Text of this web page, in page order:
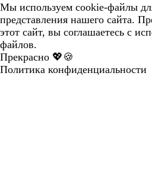
Мы используем cookie-файлы
представления нашего сайта.
этот сайт, вы соглашаетесь с
файлов.
Прекрасно 💖🍪
Политика конфиденциальности